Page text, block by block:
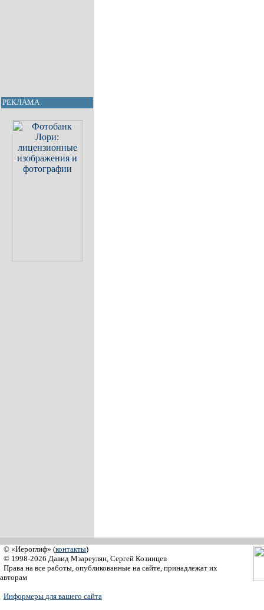
РЕКЛАМА
© «Иероглиф» (контакты)
© 1998-2026 Давид Мзареулян, Сергей Козинцев
Права на все работы, опубликованные на сайте, принадлежат их
авторам
Информеры для вашего сайта